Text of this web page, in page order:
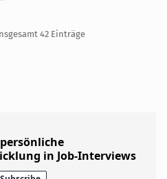
42 Einträge